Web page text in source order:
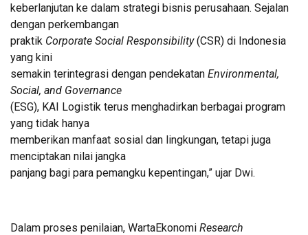
keberlanjutan ke dalam strategi bisnis perusahaan. Sejalan
dengan perkembangan
praktik Corporate Social Responsibility(CSR) di Indonesia
yang kini
semakin terintegrasi dengan pendekatan Environmental,
Social, and Governance
(ESG), KAI Logistik terus menghadirkan berbagai program
yang tidak hanya
memberikan manfaat sosial dan lingkungan, tetapi juga
menciptakan nilai jangka
panjang bagi para pemangku kepentingan,” ujar Dwi.
Dalam proses penilaian, WartaEkonomi Research